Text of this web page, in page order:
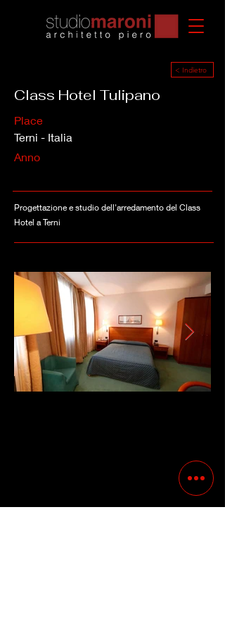
< Indietro
Class Hotel Tulipano
Place
Terni - Italia
Anno
Progettazione e studio dell'arredamento del Class
Hotel a Terni